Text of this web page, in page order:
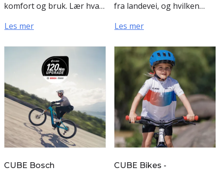
komfort og bruk. Lær hva
og velg riktig modell i dag.
Les mer
fra landevei, og hvilken
asfalt, grus, pendling og
Les mer
CUBE Bosch
CUBE Bikes -